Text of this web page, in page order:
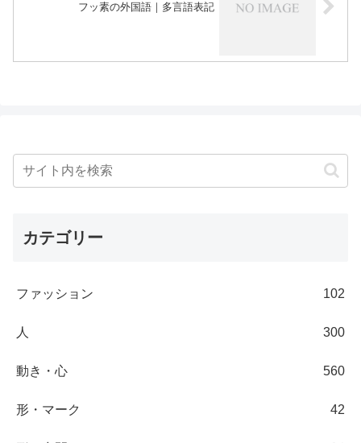
フッ素の外国語｜多言語表記
カテゴリー
ファッション 102
人 300
動き・心 560
形・マーク 42